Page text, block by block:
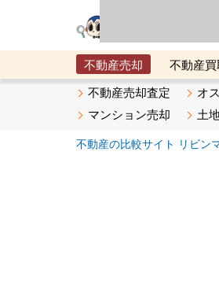
不動産売却 不動産買
メタ住宅展示場
ベスト
不動産売却査定 オ
マンション売却
土
不動産の比較サイト リビン